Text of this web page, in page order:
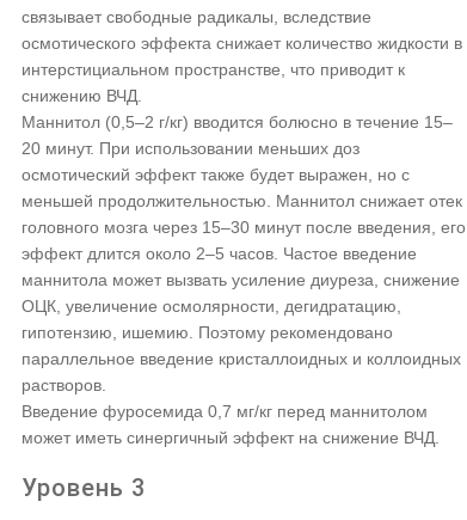
связывает свободные радикалы, вследствие
осмотического эффекта снижает количество жидкости в
интерстициальном пространстве, что приводит к
снижению ВЧД.
Маннитол (0,5–2 г/кг) вводится болюсно в течение 15–
20 минут. При использовании меньших доз
осмотический эффект также будет выражен, но с
меньшей продолжительностью. Маннитол снижает отек
головного мозга через 15–30 минут после введения, его
эффект длится около 2–5 часов. Частое введение
маннитола может вызвать усиление диуреза, снижение
ОЦК, увеличение осмолярности, дегидратацию,
гипотензию, ишемию. Поэтому рекомендовано
параллельное введение кристаллоидных и коллоидных
растворов.
Введение фуросемида 0,7 мг/кг перед маннитолом
может иметь синергичный эффект на снижение ВЧД.
Уровень 3